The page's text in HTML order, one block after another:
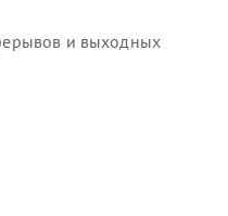
и выходных